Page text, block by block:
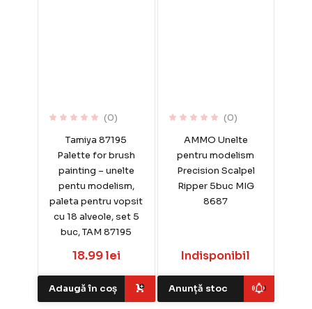
(0)
Tamiya 87195
Palette for brush
painting – unelte
pentu modelism,
paleta pentru vopsit
cu 18 alveole, set 5
buc, TAM 87195
18.99 lei
Adaugă în coș
(0)
AMMO Unelte
pentru modelism
Precision Scalpel
Ripper 5buc MIG
8687
Indisponibil
Anunță stoc